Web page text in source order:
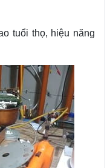
tuổi thọ, hiệu năng